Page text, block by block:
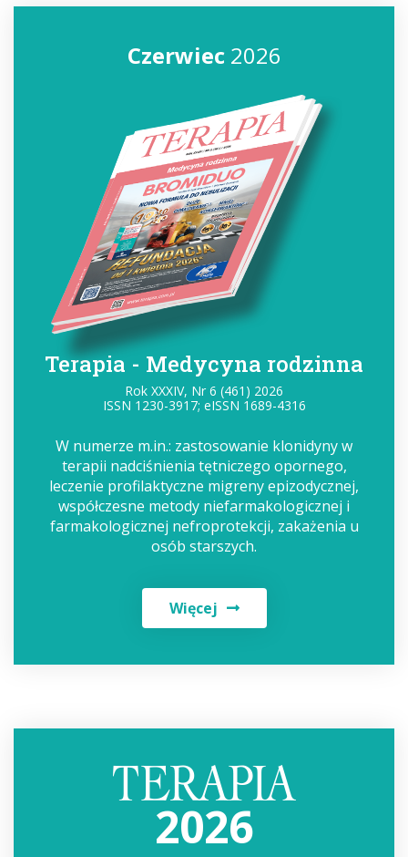
Czerwiec2026
Terapia - Medycyna rodzinna
Rok XXXIV, Nr 6 (461) 2026
ISSN 1230-3917; eISSN 1689-4316
W numerze m.in.: zastosowanie klonidyny w
terapii nadciśnienia tętniczego opornego,
leczenie profilaktyczne migreny epizodycznej,
współczesne metody niefarmakologicznej i
farmakologicznej nefroprotekcji, zakażenia u
osób starszych.
Więcej
2026